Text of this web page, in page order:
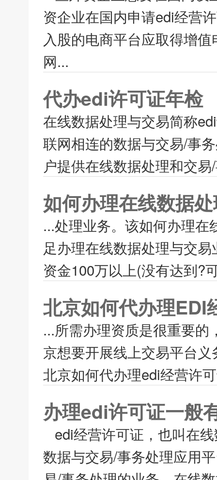
资企业在国内申请edi经营
入股的电商平台应取得增
网...
代办edi许可证年检
在线数据处理与交易简称
联网相连的数据与交易/事
户提供在线数据处理和交
如何办理在线数据
...处理业务。该如何办理
足办理在线数据处理与交
资金100万以上(没有达到?
北京如何代办理EDI
...所需办理资质是很重要
京想要开展线上交易平台
北京如何代办理edi经营许
办理edi许可证一般
edi经营许可证，也叫在
数据与交易/事务处理应用